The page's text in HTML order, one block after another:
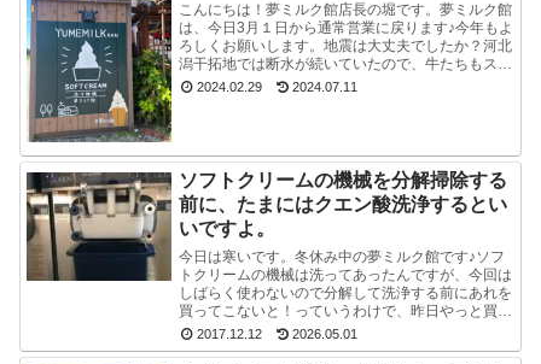
こんにちは！夢ミルク館店長の堀です。夢ミルク館
は、今日3月１日から通常営業に戻ります♪今年もよ
ろしくお願いします。地震は大丈夫でしたか？河北
潟干拓地では断水が続いていたので、牛たちもスタ
ッフも大変でした。能登半島地震で河北潟干拓地も
2024.02.29 2024.07.11
ソフトクリームの機械を分解掃除する
前に、たまにはクエン酸洗浄するとい
いですよ。
今日は寒いです。冬休み中の夢ミルク館です♪ソフ
トクリームの機械は洗ってあったんですが、今回は
しばらく使わないので分解して洗浄する前にあれを
買ってこないと！っていうわけで、昨日やっと買っ
てきました。ポットのクエン酸洗浄剤。粉末のやつ
です。週1...
2017.12.12 2026.05.01